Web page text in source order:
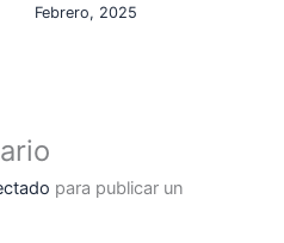
Febrero, 2025
para publicar un